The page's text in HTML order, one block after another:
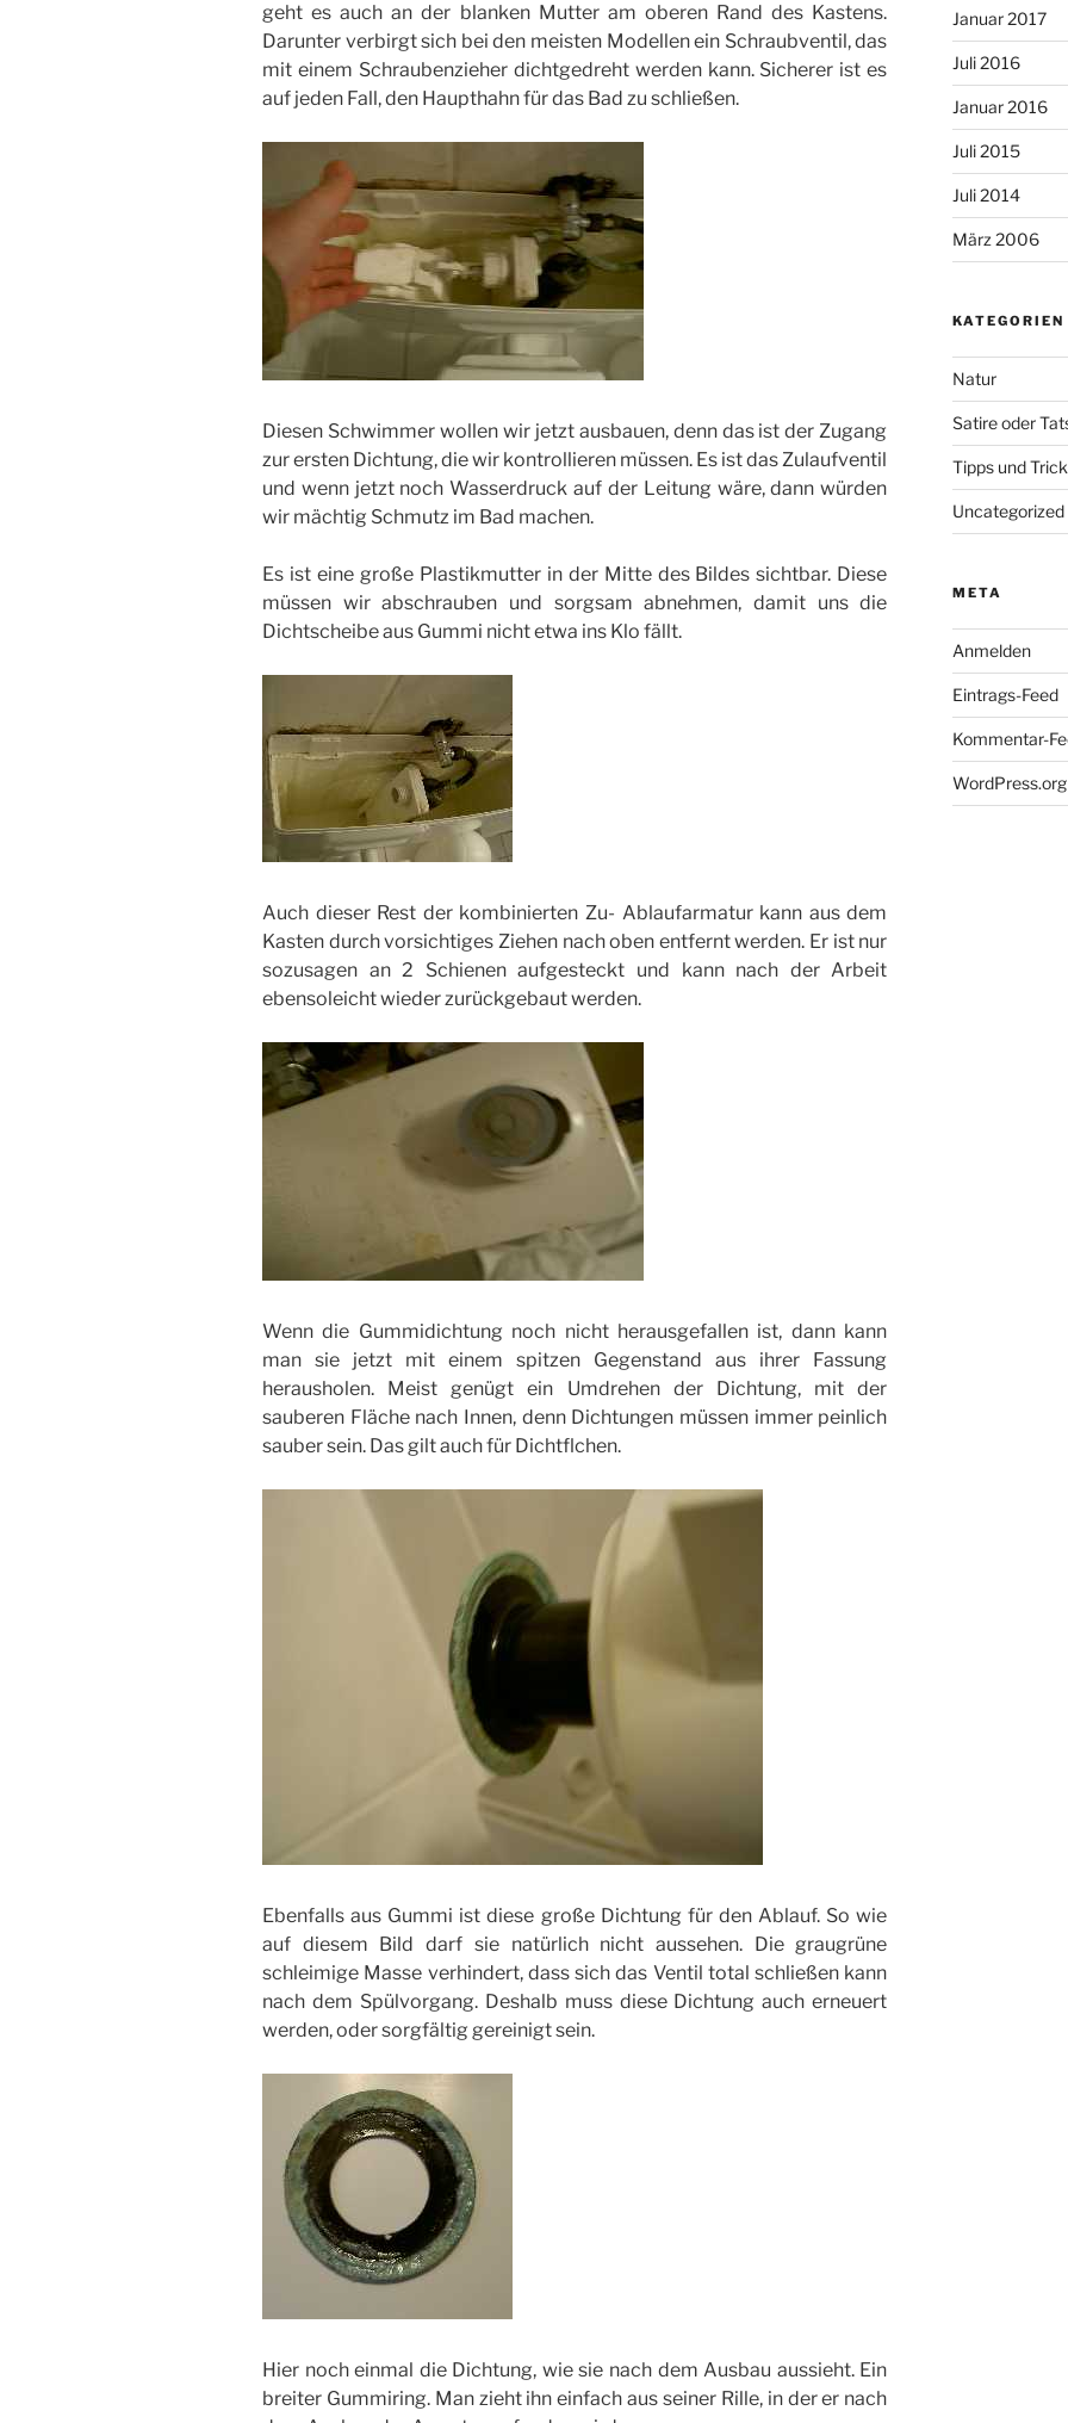
geht es auch an der blanken Mutter am oberen Rand des Kastens.
Darunter verbirgt sich bei den meisten Modellen ein Schraubventil, das
mit einem Schraubenzieher dichtgedreht werden kann. Sicherer ist es
auf jeden Fall, den Haupthahn für das Bad zu schließen.
Diesen Schwimmer wollen wir jetzt ausbauen, denn das ist der Zugang
zur ersten Dichtung, die wir kontrollieren müssen. Es ist das Zulaufventil
und wenn jetzt noch Wasserdruck auf der Leitung wäre, dann würden
wir mächtig Schmutz im Bad machen.
Es ist eine große Plastikmutter in der Mitte des Bildes sichtbar. Diese
müssen wir abschrauben und sorgsam abnehmen, damit uns die
Dichtscheibe aus Gummi nicht etwa ins Klo fällt.
Auch dieser Rest der kombinierten Zu- Ablaufarmatur kann aus dem
Kasten durch vorsichtiges Ziehen nach oben entfernt werden. Er ist nur
sozusagen an 2 Schienen aufgesteckt und kann nach der Arbeit
ebensoleicht wieder zurückgebaut werden.
Wenn die Gummidichtung noch nicht herausgefallen ist, dann kann
man sie jetzt mit einem spitzen Gegenstand aus ihrer Fassung
herausholen. Meist genügt ein Umdrehen der Dichtung, mit der
sauberen Fläche nach Innen, denn Dichtungen müssen immer peinlich
sauber sein. Das gilt auch für Dichtflchen.
Ebenfalls aus Gummi ist diese große Dichtung für den Ablauf. So wie
auf diesem Bild darf sie natürlich nicht aussehen. Die graugrüne
schleimige Masse verhindert, dass sich das Ventil total schließen kann
nach dem Spülvorgang. Deshalb muss diese Dichtung auch erneuert
werden, oder sorgfältig gereinigt sein.
Hier noch einmal die Dichtung, wie sie nach dem Ausbau aussieht. Ein
breiter Gummiring. Man zieht ihn einfach aus seiner Rille, in der er nach
Januar 2017
Juli 2016
Januar 2016
Juli 2015
Juli 2014
März 2006
KATEGORIEN
Natur
Satire oder
Tipps und
Uncategorized
META
Anmelden
Eintrags-Feed
Kommentar-
WordPress.org